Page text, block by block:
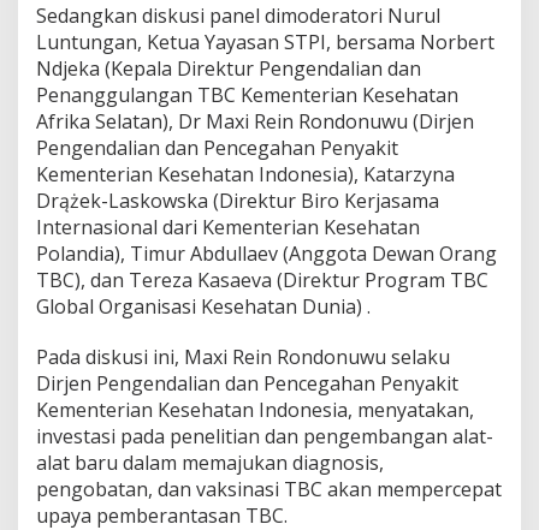
a
n
C
a
r
a
C
e
p
a
t
M
e
m
b
r
a
n
t
a
s
T
B
Sedangkan diskusi panel dimoderatori Nurul
Luntungan, Ketua Yayasan STPI, bersama Norbert
Ndjeka (Kepala Direktur Pengendalian dan
Penanggulangan TBC Kementerian Kesehatan
Afrika Selatan), Dr Maxi Rein Rondonuwu (Dirjen
Pengendalian dan Pencegahan Penyakit
Kementerian Kesehatan Indonesia), Katarzyna
Drążek-Laskowska (Direktur Biro Kerjasama
Internasional dari Kementerian Kesehatan
Polandia), Timur Abdullaev (Anggota Dewan Orang
TBC), dan Tereza Kasaeva (Direktur Program TBC
Global Organisasi Kesehatan Dunia) .
Pada diskusi ini, Maxi Rein Rondonuwu selaku
Dirjen Pengendalian dan Pencegahan Penyakit
Kementerian Kesehatan Indonesia, menyatakan,
investasi pada penelitian dan pengembangan alat-
alat baru dalam memajukan diagnosis,
pengobatan, dan vaksinasi TBC akan mempercepat
upaya pemberantasan TBC.